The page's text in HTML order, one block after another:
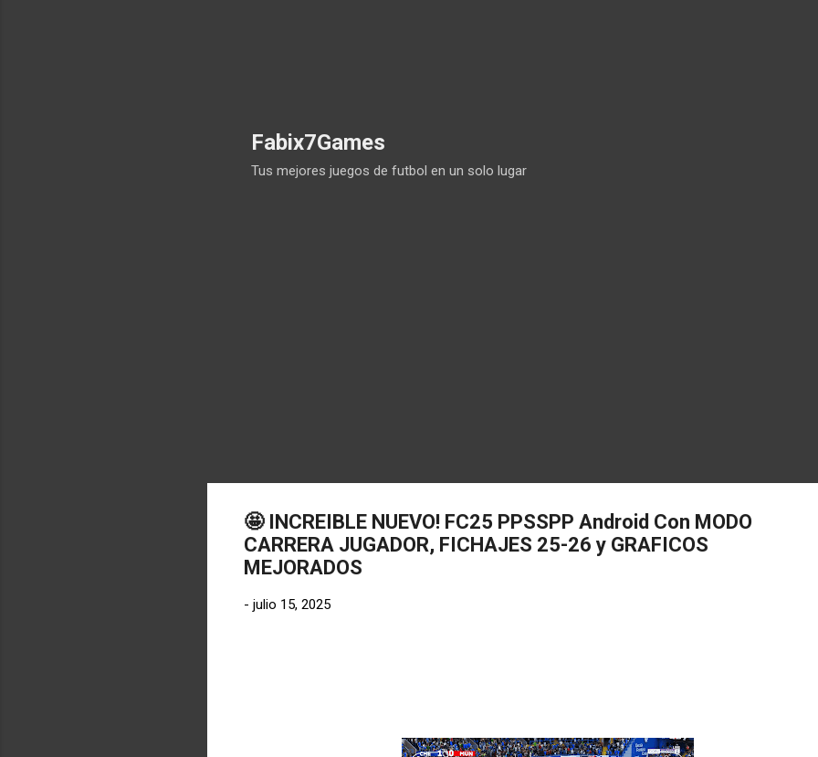
Fabix7Games
Tus mejores juegos de futbol en un solo lugar
🤩 INCREIBLE NUEVO! FC25 PPSSPP Android Con MODO
CARRERA JUGADOR, FICHAJES 25-26 y GRAFICOS
MEJORADOS
- julio 15, 2025